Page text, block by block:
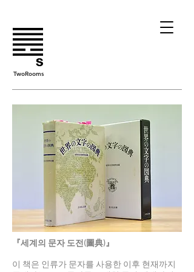
TwoRooms
『세계의 문자 도전(圖典)』
이 책은 인류가 문자를 사용한 이후 현재까지